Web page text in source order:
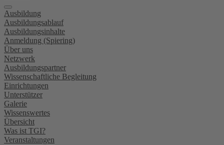
Ausbildung
Ausbildungsablauf
Ausbildungsinhalte
Anmeldung (Spiering)
Über uns
Netzwerk
Ausbildungspartner
Wissenschaftliche Begleitung
Einrichtungen
Unterstützer
Galerie
Wissenswertes
Übersicht
Was ist TGI?
Veranstaltungen